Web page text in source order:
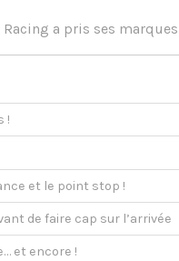
Racing a pris ses marques
!
et le point stop !
de faire cap sur l’arrivée
et encore !